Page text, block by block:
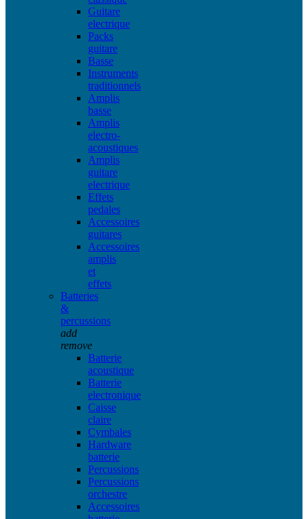
Guitare
electrique
Packs
guitare
Basse
Instruments
traditionnels
Amplis
basse
Amplis
electro-
acoustiques
Amplis
guitare
electrique
Effets
pedales
Accessoires
guitares
Accessoires
amplis
et
effets
Batteries
&
percussions
add
remove
Batterie
acoustique
Batterie
electronique
Caisse
claire
Cymbales
Hardware
batterie
Percussions
Percussions
orchestre
Accessoires